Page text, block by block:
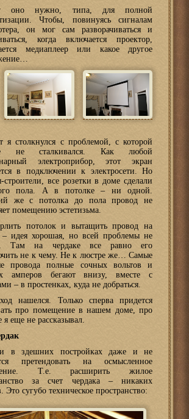
оно нужно, типа, для полной
Чтобы, повинуясь сигналам
он мог сам разворачиваться и
когда включается проектор,
медиаплеер или какое другое
я столкнулся с проблемой, с которой
не сталкивался. Как любой
электроприбор, этот экран
в подключении к электросети. Но
строители, все розетки в доме сделали
пола. А в потолке – ни одной.
же с потолка до пола провод не
помещению эстетизьма.
потолок и вытащить провод на
– идея хорошая, но всей проблемы не
Там на чердаке все равно его
не к чему. Не к люстре же… Самые
провода полные сочных вольтов и
амперов бегают внизу, вместе с
– в простенках, куда не добраться.
нашелся. Только сперва придется
про помещение в нашем доме, про
я еще не рассказывал.
в здешних постройках даже и не
претендовать на осмысленное
Т.е. расширить жилое
за счет чердака – никаких
Это сугубо техническое пространство: